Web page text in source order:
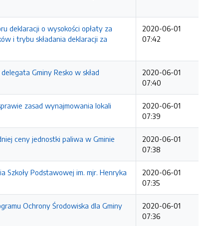
deklaracji o wysokości opłaty za
i trybu składania deklaracji za
2020-06-01
07:42
Gminy Resko w skład
2020-06-01
07:40
zasad wynajmowania lokali
2020-06-01
07:39
ceny jednostki paliwa w Gminie
2020-06-01
07:38
Szkoły Podstawowej im. mjr. Henryka
2020-06-01
07:35
Ochrony Środowiska dla Gminy
2020-06-01
07:36